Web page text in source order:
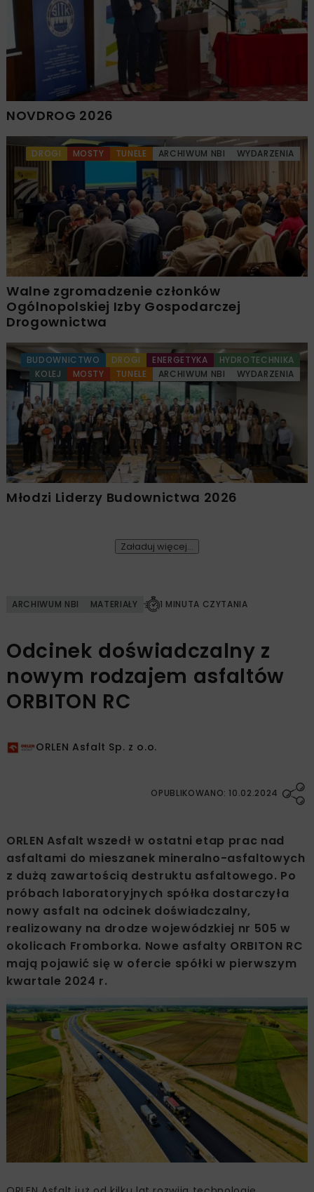
NOVDROG 2026
DROGI MOSTY TUNELE ARCHIWUM NBI WYDARZENIA
Walne zgromadzenie członków
Ogólnopolskiej Izby Gospodarczej
Drogownictwa
BUDOWNICTWO DROGI ENERGETYKA
HYDROTECHNIKA
KOLEJ
MOSTY TUNELE ARCHIWUM NBI WYDARZENIA
Młodzi Liderzy Budownictwa 2026
Załaduj więcej...
ARCHIWUM NBI MATERIAŁY 1 MINUTA CZYTANIA
Odcinek doświadczalny z
nowym rodzajem asfaltów
ORBITON RC
ORLEN Asfalt Sp. z o.o.
OPUBLIKOWANO: 10.02.2024
ORLEN Asfalt wszedł w ostatni etap prac nad
asfaltami do mieszanek mineralno-asfaltowych
z dużą zawartością destruktu asfaltowego. Po
próbach laboratoryjnych spółka dostarczyła
nowy asfalt na odcinek doświadczalny,
realizowany na drodze wojewódzkiej nr 505 w
okolicach Fromborka. Nowe asfalty ORBITON RC
mają pojawić się w ofercie spółki w pierwszym
kwartale 2024 r.